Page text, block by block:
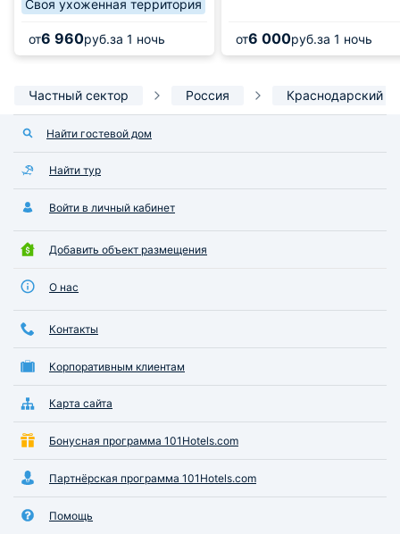
Своя ухоженная территория
от6 960руб.за 1 ночь от6 000руб.за 1 ночь
Частный сектор Россия Краснодарский
Найти гостевой дом
Найти тур
Войти в личный кабинет
Добавить объект размещения
О нас
Контакты
Корпоративным клиентам
Карта сайта
Бонусная программа 101Hotels.com
Партнёрская программа 101Hotels.com
Помощь